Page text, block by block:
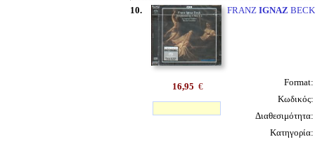
10. FRANZ IGNAZ
16,95 €
Format:
Κωδικός:
Διαθεσιμότητα:
Κατηγορία: